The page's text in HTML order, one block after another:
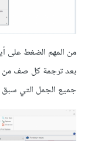
بعد ترجمة كل صف من
جميع الجمل التي سبق